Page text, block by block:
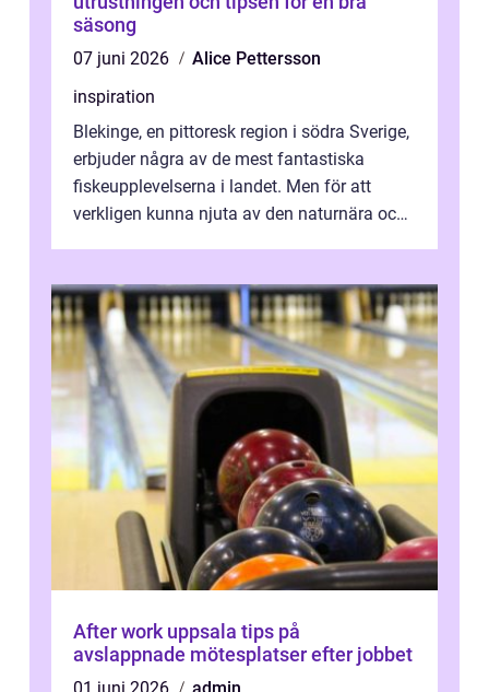
säsong
07 juni 2026
Alice Pettersson
inspiration
Blekinge, en pittoresk region i södra Sverige,
erbjuder några av de mest fantastiska
fiskeupplevelserna i landet. Men för att
verkligen kunna njuta av den naturnära och
After work uppsala tips på
avslappnade mötesplatser efter jobbet